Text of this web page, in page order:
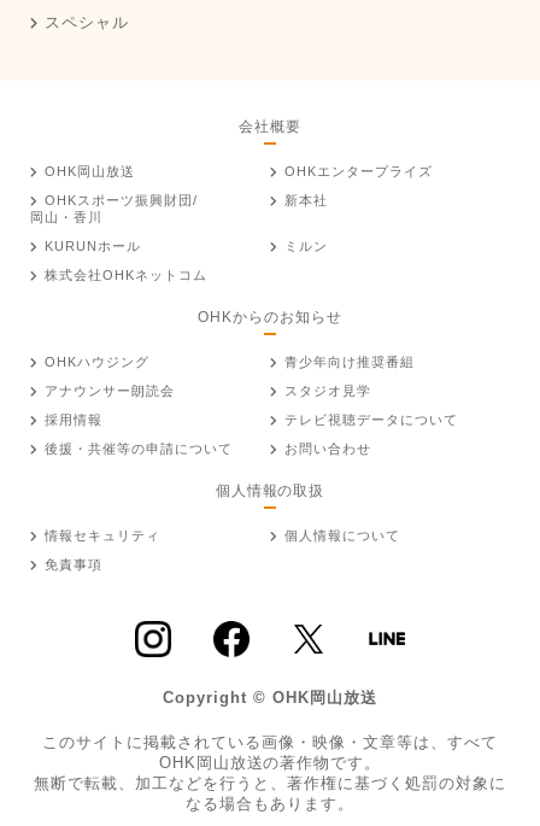
スペシャル
会社概要
OHK岡山放送
OHKエンタープライズ
OHKスポーツ振興財団/
岡山・香川
新本社
KURUNホール
ミルン
株式会社OHKネットコム
OHKからのお知らせ
OHKハウジング
青少年向け推奨番組
アナウンサー朗読会
スタジオ見学
採用情報
テレビ視聴データについて
後援・共催等の申請について
お問い合わせ
個人情報の取扱
情報セキュリティ
個人情報について
免責事項
Copyright © OHK岡山放送
このサイトに掲載されている画像・映像・文章等は、すべて
OHK岡山放送の著作物です。
無断で転載、加工などを行うと、著作権に基づく処罰の対象に
なる場合もあります。